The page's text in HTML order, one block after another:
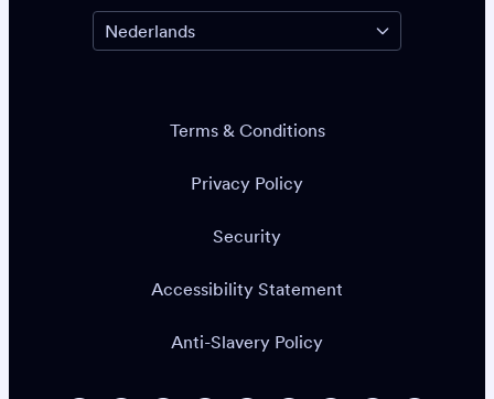
Terms & Conditions
Privacy Policy
Security
Accessibility Statement
Anti-Slavery Policy